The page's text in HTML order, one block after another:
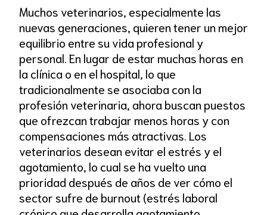
Muchos veterinarios, especialmente las
nuevas generaciones, quieren tener un mejor
equilibrio entre su vida profesional y
personal. En lugar de estar muchas horas en
la clínica o en el hospital, lo que
tradicionalmente se asociaba con la
profesión veterinaria, ahora buscan puestos
que ofrezcan trabajar menos horas y con
compensaciones más atractivas. Los
veterinarios desean evitar el estrés y el
agotamiento, lo cual se ha vuelto una
prioridad después de años de ver cómo el
sector sufre de burnout (estrés laboral